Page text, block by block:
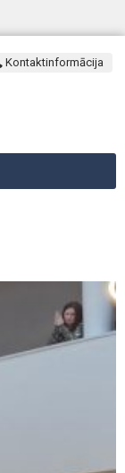
Kontaktinformācija